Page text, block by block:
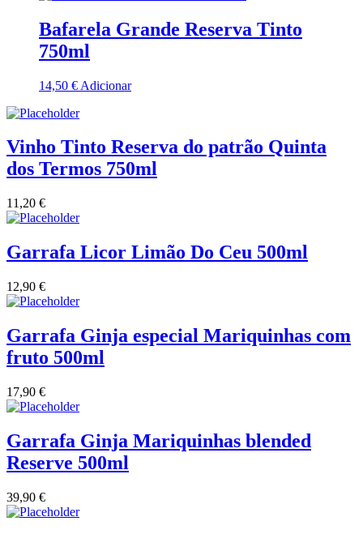
Quinta do Piloto
Quinta Do Regueiro - Região Vinhos Verdes
Quinta do Sobreiró Trás-os -Montes
Sem categoria
Tapada de Coelheiros - Alentejo
Bafarela Grande Reserva Tinto
750ml
14,50 € Adicionar
Vinho Tinto Reserva do patrão Quinta
dos Termos 750ml
11,20 €
Garrafa Licor Limão Do Ceu 500ml
12,90 €
Garrafa Ginja especial Mariquinhas com
fruto 500ml
17,90 €
Garrafa Ginja Mariquinhas blended
Reserve 500ml
39,90 €